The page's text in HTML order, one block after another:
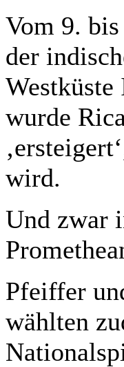
Vom 9.
der
wurde
wird.
Und zwar
Pfeiffer
wählten